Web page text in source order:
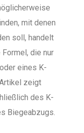
mit denen
soll, handelt
die nur
eines K-
zeigt
des K-
Biegeabzugs.